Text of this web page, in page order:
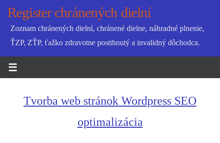
SkipRegister chránených dielní
Zoznam chránených dielní, chránené dielne, náhradné plnenie,
ŤZP, ZŤP, ťažko zdravotne postihnutý a invalidný dôchodca.
Tvorba web stránok Wordpress SEO
optimalizácia